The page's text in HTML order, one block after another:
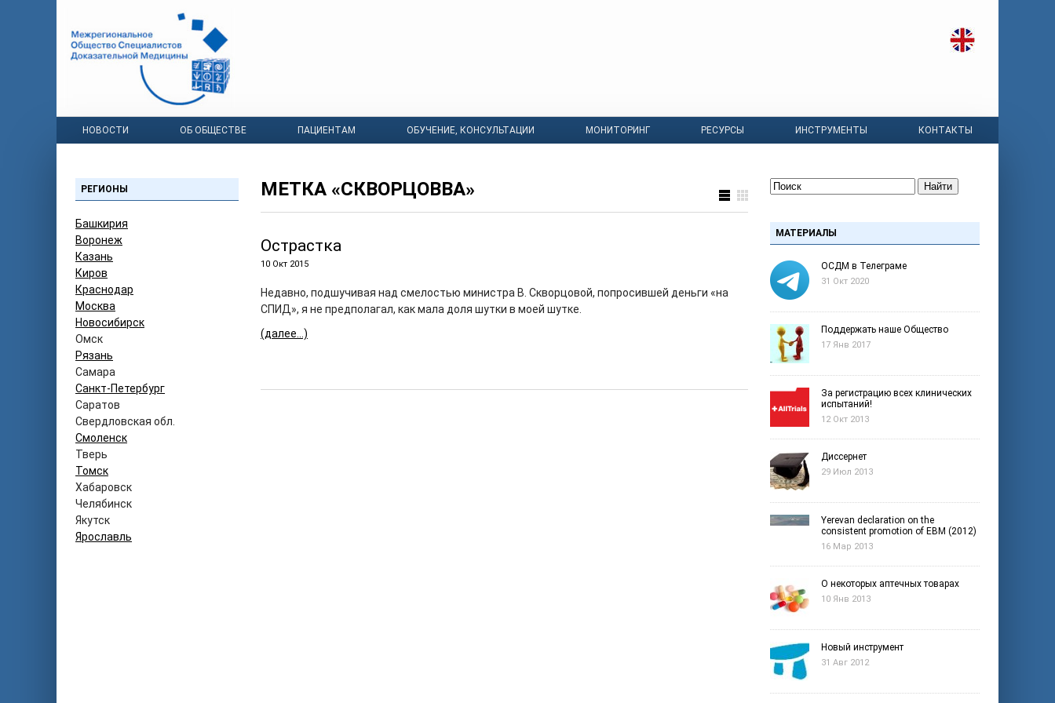
НОВОСТИ ОБ ОБЩЕСТВЕ ПАЦИЕНТАМ ОБУЧЕНИЕ, КОНСУЛЬТАЦИИ МОНИТОРИНГ РЕСУРСЫ ИНСТРУМЕНТЫ КОНТАКТЫ
РЕГИОНЫ
Башкирия
Воронеж
Казань
Киров
Краснодар
Москва
Новосибирск
Омск
Рязань
Самара
Санкт-Петербург
Саратов
Свердловская обл.
Смоленск
Тверь
Томск
Хабаровск
Челябинск
Якутск
Ярославль
МЕТКА «СКВОРЦОВВА»
Острастка
10 Окт 2015
Недавно, подшучивая над смелостью министра В. Скворцовой, попросившей деньги «на
СПИД», я не предполагал, как мала доля шутки в моей шутке.
(далее…)
Найти
МАТЕРИАЛЫ
ОСДМ в Телеграме
31 Окт 2020
Поддержать наше Общество
17 Янв 2017
За регистрацию всех клинических
испытаний!
12 Окт 2013
Диссернет
29 Июл 2013
Yerevan declaration on the
consistent promotion of EBM (2012)
16 Мар 2013
О некоторых аптечных товарах
10 Янв 2013
Новый инструмент
31 Авг 2012